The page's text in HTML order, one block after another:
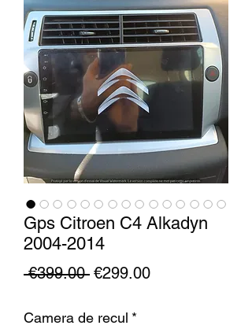
Gps Citroen C4 Alkadyn
2004-2014
€399.00 Regular
€299.00Sale
Camera de recul *